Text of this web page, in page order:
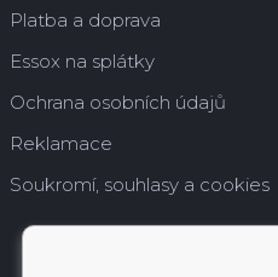
Platba a doprava
Essox na splátky
Ochrana osobních údajů
Reklamace
Soukromí, souhlasy a cookies